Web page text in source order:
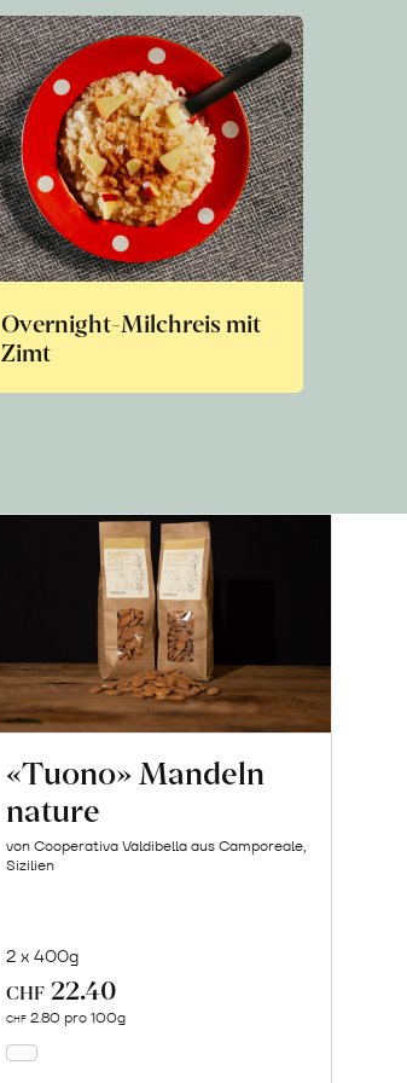
Overnight-Milchreis mit
Zimt
«Tuono» Mandeln
nature
von Cooperativa Valdibella aus Camporeale,
Sizilien
2 x 400g
CHF 22.40
CHF 2.80 pro 100g